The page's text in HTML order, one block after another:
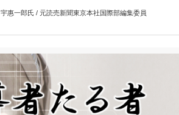
宇惠一郎氏 / 元読売新聞東京本社国際部編集委員